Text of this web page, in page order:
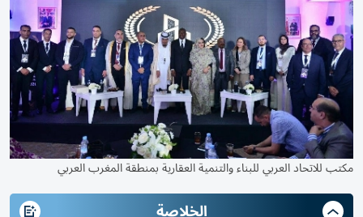
مكتب للاتحاد العربي للبناء والتنمية العقارية بمنطقة المغرب العربي